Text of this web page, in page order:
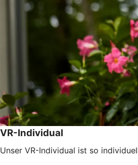
VR-Individual
Unser VR-Individual ist so